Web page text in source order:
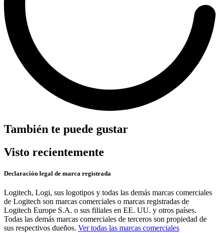
También te puede gustar
Visto recientemente
Declaración legal de marca registrada
Logitech, Logi, sus logotipos y todas las demás marcas comerciales
de Logitech son marcas comerciales o marcas registradas de
Logitech Europe S.A. o sus filiales en EE. UU. y otros países.
Todas las demás marcas comerciales de terceros son propiedad de
sus respectivos dueños. Ver todas las marcas comerciales